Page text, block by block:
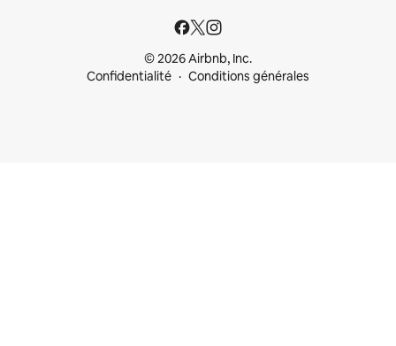
© 2026 Airbnb, Inc.
Confidentialité
Conditions générales